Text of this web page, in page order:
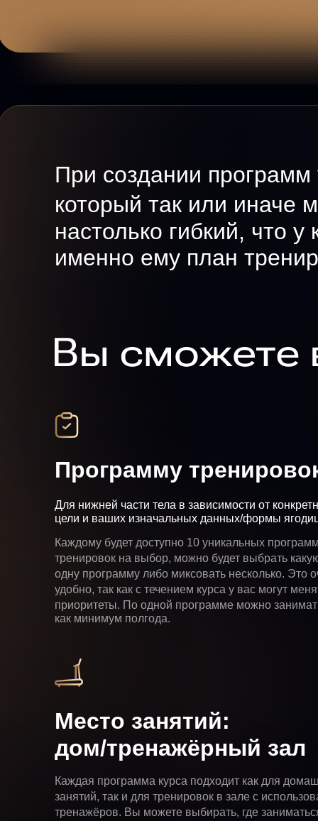
При создании
который так или иначе
настолько гибкий, что
именно ему план
Программу
Для нижней части тела в зависимости от
цели и ваших изначальных данных/формы
Каждому будет доступно 10 уникальных
тренировок на выбор, можно будет выбрать
одну программу либо миксовать несколько. Это
удобно, так как с течением курса у вас могут
приоритеты. По одной программе можно
как минимум полгода.
Место занятий:
дом/тренажёрный зал
Каждая программа курса подходит как для
занятий, так и для тренировок в зале с
тренажёров. Вы можете выбирать, где